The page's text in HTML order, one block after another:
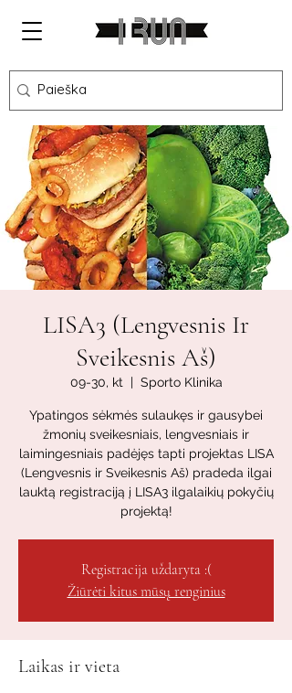
LISA3 (Lengvesnis Ir
Sveikesnis Aš)
09-30, kt
  |
Sporto Klinika
Ypatingos sėkmės sulaukęs ir gausybei
žmonių sveikesniais, lengvesniais ir
laimingesniais padėjęs tapti projektas LISA
(Lengvesnis ir Sveikesnis Aš) pradeda ilgai
lauktą registraciją į LISA3 ilgalaikių pokyčių
projektą!
Registracija uždaryta :(
Žiūrėti kitus mūsų renginius
Laikas ir vieta